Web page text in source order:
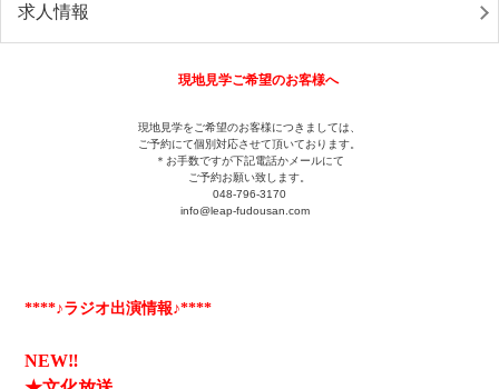
求人情報
現地見学ご希望のお客様へ
現地見学をご希望のお客様につきましては、
ご予約にて個別対応させて頂いております。
＊お手数ですが下記電話かメールにて
ご予約お願い致します。
048-796-3170
info@leap-fudousan.com
****♪ラジオ出演情報♪****
NEW‼